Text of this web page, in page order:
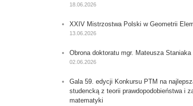
18.06.2026
XXIV Mistrzostwa Polski w Geometrii
13.06.2026
Obrona doktoratu mgr. Mateusza Staniaka
02.06.2026
Gala 59. edycji Konkursu PTM na
studencką z teorii prawdopodobieństwa i
matematyki